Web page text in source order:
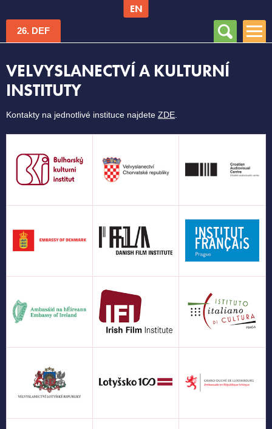
EN
26. DEF
Hlavní menu
Vyhledávání
VELVYSLANECTVÍ A KULTURNÍ
INSTITUTY
Kontakty na jednotlivé instituce najdete ZDE